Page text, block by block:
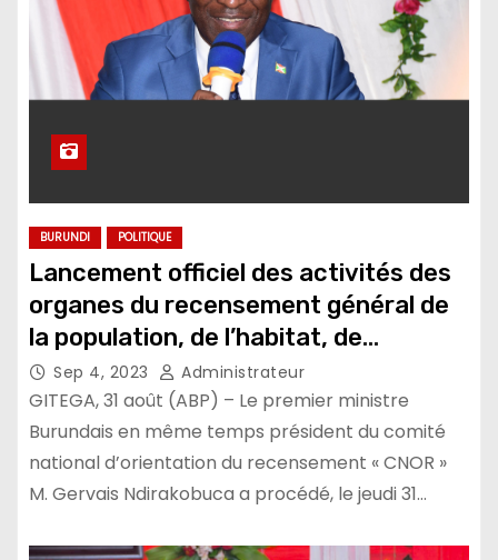
BURUNDI POLITIQUE
Lancement officiel des activités des
organes du recensement général de
la population, de l’habitat, de
l’agriculture et de l’élevage
Sep 4, 2023 Administrateur
GITEGA, 31 août (ABP) – Le premier ministre
Burundais en même temps président du comité
national d’orientation du recensement « CNOR »
M. Gervais Ndirakobuca a procédé, le jeudi 31…